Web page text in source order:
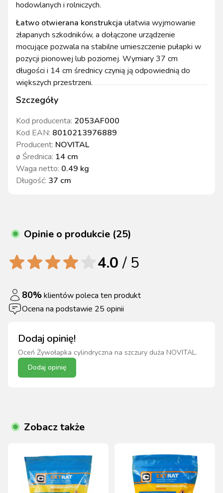
Szczegóły
Kod producenta: 2053AF000
Kod EAN: 8010213976889
Producent: NOVITAL
ø Średnica: 14 cm
Waga netto: 0.49 kg
Długość: 37 cm
hodowlanych i rolniczych.
Łatwo otwierana konstrukcja ułatwia wyjmowanie
złapanych szkodników, a dołączone urządzenie
mocujące pozwala na stabilne umieszczenie pułapki w
pozycji pionowej lub poziomej. Wymiary 37 cm
długości i 14 cm średnicy czynią ją odpowiednią do
większych przestrzeni.
Opinie o produkcie (25)
Dodaj opinię!
Oceń Żywołapka cylindryczna na szczury duża NOVITAL.
Dodaj opinię
4.0/ 5
80%klientów poleca ten produkt
Ocena na podstawie 25 opinii
Zobacz także